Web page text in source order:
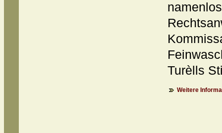
Turèlls
Weitere